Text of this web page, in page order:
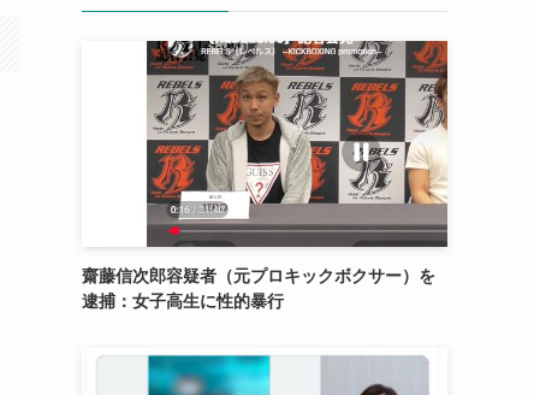
齋藤信次郎容疑者（元プロキックボクサー）を
逮捕：女子高生に性的暴行